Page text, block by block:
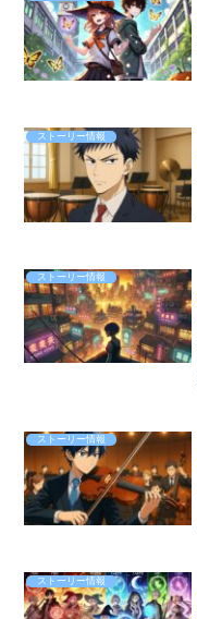
ストーリー情報
ストーリー情報
ストーリー情報
ストーリー情報